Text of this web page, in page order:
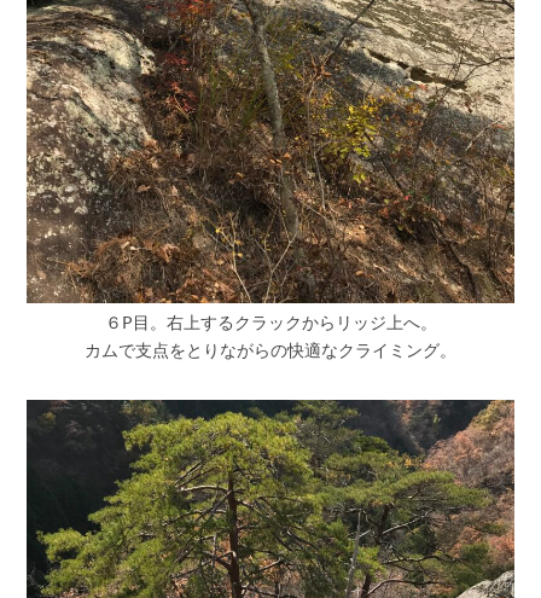
６P目。右上するクラックからリッジ上へ。
カムで支点をとりながらの快適なクライミング。